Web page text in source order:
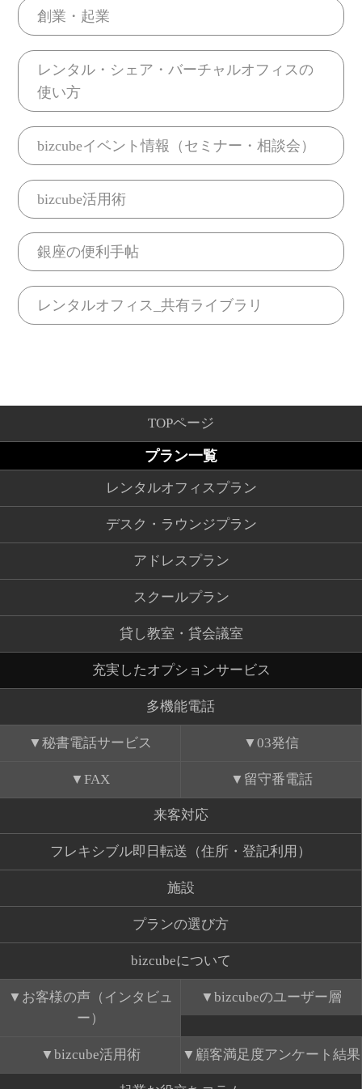
創業・起業
レンタル・シェア・バーチャルオフィスの
使い方
bizcubeイベント情報（セミナー・相談会）
bizcube活用術
銀座の便利手帖
レンタルオフィス_共有ライブラリ
TOPページ
プラン一覧
レンタルオフィスプラン
デスク・ラウンジプラン
アドレスプラン
スクールプラン
貸し教室・貸会議室
充実したオプションサービス
多機能電話
秘書電話サービス 03発信
FAX 留守番電話
来客対応
フレキシブル即日転送（住所・登記利用）
施設
プランの選び方
bizcubeについて
お客様の声（インタビュ
ー）
bizcubeのユーザー層
bizcube活用術 顧客満足度アンケート結果